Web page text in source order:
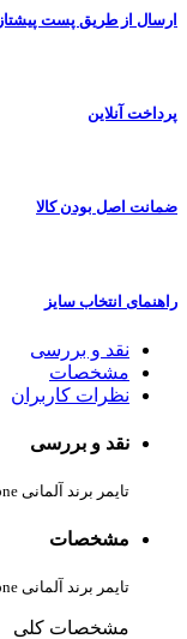
ارسال از طریق پست پیشتاز
پرداخت آنلاین
ضمانت اصل بودن کالا
راهنمای انتخاب سایز
نقد و بررسی
مشخصات
نظرات کاربران
نقد و بررسی
تایمر برند آلمانی WorkZone
مشخصات
تایمر برند آلمانی WorkZone
مشخصات کلی